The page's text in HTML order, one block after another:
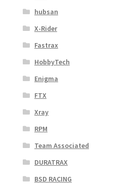
hubsan
X-Rider
Fastrax
HobbyTech
Enigma
FTX
Xray
RPM
Team Associated
DURATRAX
BSD RACING